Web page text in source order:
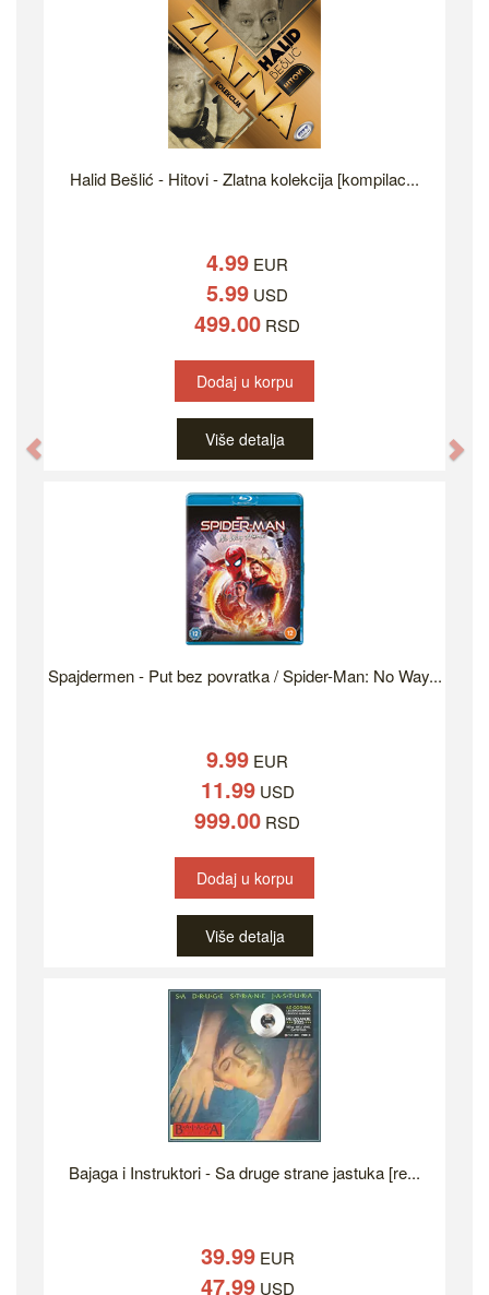
Halid Bešlić - Hitovi - Zlatna kolekcija [kompilac...
4.99 EUR
5.99 USD
499.00 RSD
Dodaj u korpu
Više detalja
Spajdermen - Put bez povratka / Spider-Man: No Way...
9.99 EUR
11.99USD
999.00 RSD
Dodaj u korpu
Više detalja
Bajaga i Instruktori - Sa druge strane jastuka [re...
39.99EUR
47.99USD